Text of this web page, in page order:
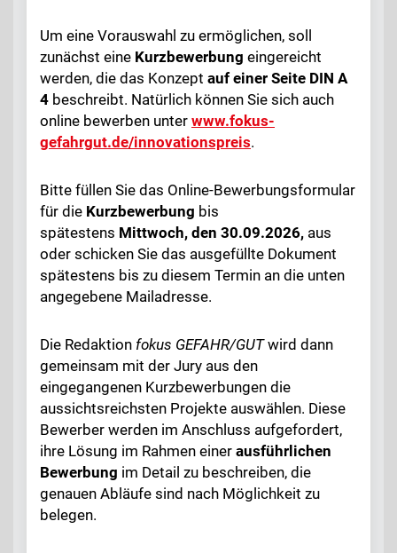
Um eine Vorauswahl zu ermöglichen, soll
zunächst eine Kurzbewerbung eingereicht
werden, die das Konzept auf einer Seite DIN A
4 beschreibt. Natürlich können Sie sich auch
online bewerben unter www.fokus-
gefahrgut.de/innovationspreis.
Bitte füllen Sie das Online-Bewerbungsformular
für die Kurzbewerbung bis
spätestens Mittwoch, den 30.09.2026, aus
oder schicken Sie das ausgefüllte Dokument
spätestens bis zu diesem Termin an die unten
angegebene Mailadresse.
Die Redaktion fokus GEFAHR/GUTwird dann
gemeinsam mit der Jury aus den
eingegangenen Kurzbewerbungen die
aussichtsreichsten Projekte auswählen. Diese
Bewerber werden im Anschluss aufgefordert,
ihre Lösung im Rahmen einer ausführlichen
Bewerbung im Detail zu beschreiben, die
genauen Abläufe sind nach Möglichkeit zu
belegen.